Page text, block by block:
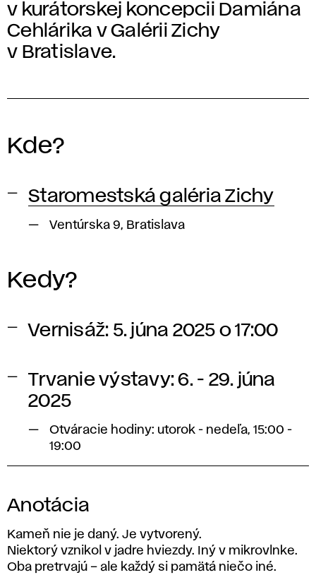
v kurátorskej koncepcii Damiána
Cehlárika v Galérii Zichy
v Bratislave.
Kde?
Staromestská galéria Zichy
Ventúrska 9, Bratislava
Kedy?
Vernisáž: 5. júna 2025 o 17:00
Trvanie výstavy: 6. - 29. júna
2025
Otváracie hodiny: utorok - nedeľa, 15:00 -
19:00
Anotácia
Kameň nie je daný. Je vytvorený.
Niektorý vznikol v jadre hviezdy. Iný v mikrovlnke.
Oba pretrvajú – ale každý si pamätá niečo iné.